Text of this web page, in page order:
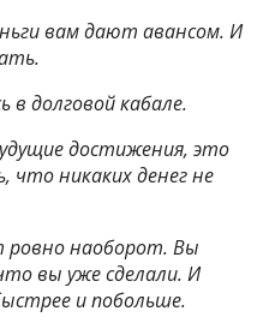
вам дают авансом. И
долговой кабале.
достижения, это
никаких денег не
наоборот. Вы
вы уже сделали. И
и побольше.